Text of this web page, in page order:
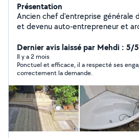
Présentation
Ancien chef d'entreprise générale
et devenu auto-entrepreneur et architecte intérieur (
Spéciale d'Architecture Paris),
rénovation générale et conception
cuisine, changement de
maçonnerie, structures, des
plomberie électricité doublages et
types aussi bien que des petits
domaines comme des urgences,
travaux pour les assurances - dégâts des eaux etc.
Disponible dans la région de La
Dernier avis laissé par Mehdi : 5/5
Il y a 2 mois
Ponctuel et efficace, il a respecté ses
correctement la demande.